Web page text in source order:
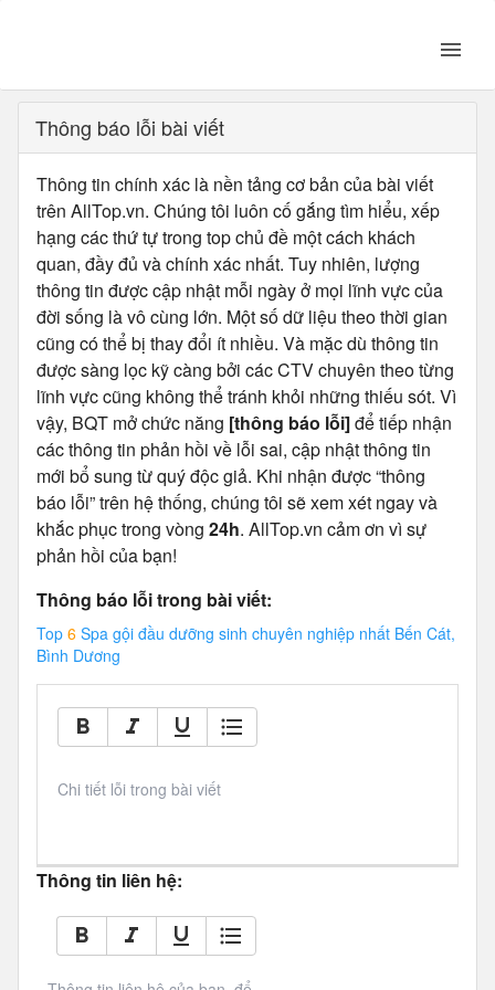
Thông báo lỗi bài viết
Thông tin chính xác là nền tảng cơ bản của bài viết
trên AllTop.vn. Chúng tôi luôn cố gắng tìm hiểu, xếp
hạng các thứ tự trong top chủ đề một cách khách
quan, đầy đủ và chính xác nhất. Tuy nhiên, lượng
thông tin được cập nhật mỗi ngày ở mọi lĩnh vực của
đời sống là vô cùng lớn. Một số dữ liệu theo thời gian
cũng có thể bị thay đổi ít nhiều. Và mặc dù thông tin
được sàng lọc kỹ càng bởi các CTV chuyên theo từng
lĩnh vực cũng không thể tránh khỏi những thiếu sót. Vì
vậy, BQT mở chức năng [thông báo lỗi]để tiếp nhận
các thông tin phản hồi về lỗi sai, cập nhật thông tin
mới bổ sung từ quý độc giả. Khi nhận được “thông
báo lỗi” trên hệ thống, chúng tôi sẽ xem xét ngay và
khắc phục trong vòng 24h. AllTop.vn cảm ơn vì sự
phản hồi của bạn!
Thông báo lỗi trong bài viết:
Top 6 Spa gội đầu dưỡng sinh chuyên nghiệp nhất Bến Cát,
Bình Dương
Chi tiết lỗi trong bài viết
Thông tin liên hệ: